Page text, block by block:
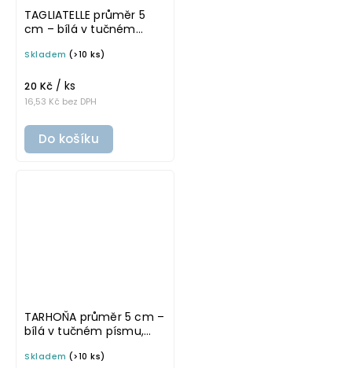
TAGLIATELLE průměr 5
cm – bílá v tučném
samolepka na
Skladem (>10 ks)
16,53 Kč bez DPH
20 Kč / ks
Do košíku
TARHOŇA průměr 5 cm –
bílá v tučném písmu,
na potravinové dózy
Skladem (>10 ks)